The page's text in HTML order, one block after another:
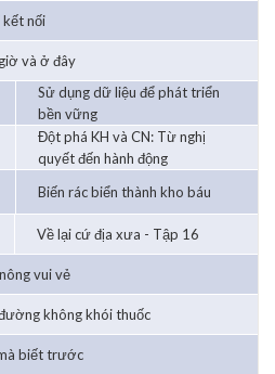
nối
và ở đây
Sử dụng dữ liệu để phát triển
bền vững
Đột phá KH và CN: Từ nghị
quyết đến hành động
Biến rác biển thành kho báu
Về lại cứ địa xưa - Tập 16
vui vẻ
không khói thuốc
biết trước